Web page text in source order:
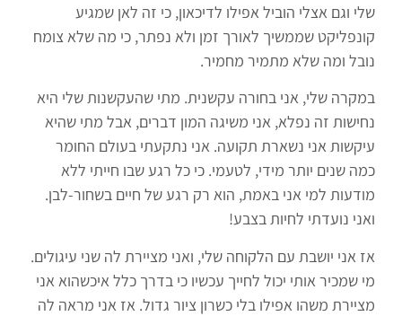
שלי וגם אצלי הוביל אפילו לדיכאון, כי זה לאן שמגיע
קונפליקט שממשיך לאורך זמן ולא נפתר, כי מה שלא צומח
נובל ומה שלא מתמיר מחמיר.
במקרה שלי, אני בחורה עקשנית. מתי שהעקשנות שלי היא
נחישות זה נפלא, אני משיגה המון דברים, אבל מתי שהיא
עיקשות אני נשארת תקועה. אני נתקעתי בעולם החומר
כמה שנים יותר מידי, לטעמי. כי כל רגע שבו חייתי ללא
מודעות למי אני באמת, הוא רק רגע של חיים בשחור-לבן.
ואני נועדתי לחיות בצבע!
אז אני יושבת עם הלקוחה שלי, ואני מציירת לה שני עיגולים.
מי שמכיר אותי יכול לחייך עכשיו כי בדרך כלל איכשהוא אני
מציירת משהו אפילו בלי כשרון ציור גדול. אז אני מראה לה